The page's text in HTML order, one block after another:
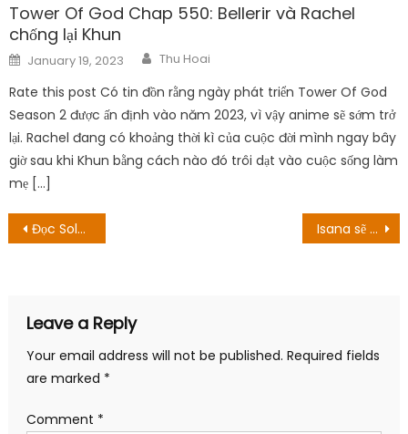
Tower Of God Chap 550: Bellerir và Rachel
chống lại Khun
Posted
on
January 19, 2023 Author
Thu Hoai
Rate this post Có tin đồn rằng ngày phát triển Tower Of God
Season 2 được ấn định vào năm 2023, vì vậy anime sẽ sớm trở
lại. Rachel đang có khoảng thời kì của cuộc đời mình ngay bây
giờ sau khi Khun bằng cách nào đó trôi dạt vào cuộc sống làm
mẹ […]
Post
Đọc Solo Max Level Newbie Chương 56 Ngày phát triển: Tháp Thử thách Isana sẽ cầu hôn Mizuto? Ngày phát hành và hơn thế nữa!
Leave a Reply
Your email address will not be published. Required fields
are marked *
Comment *